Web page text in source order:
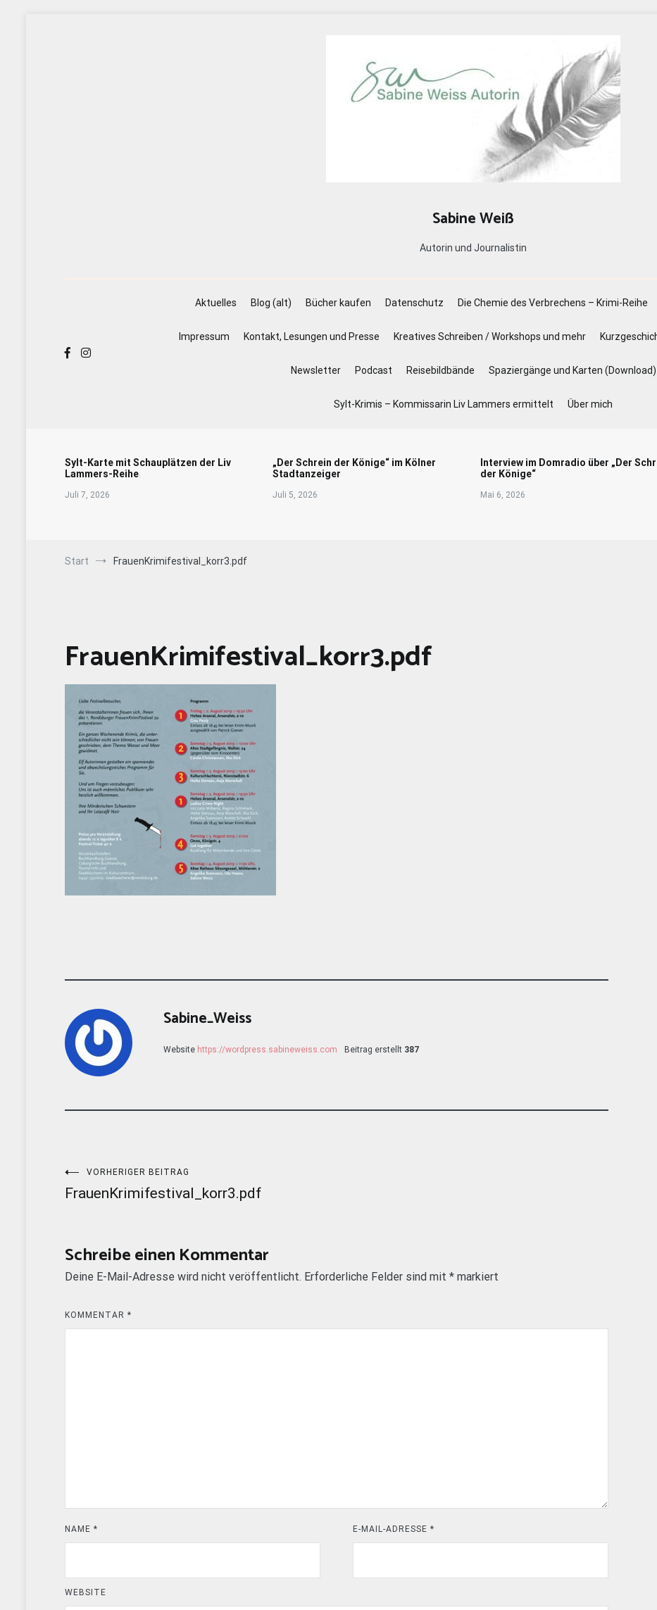
Sabine Weiß
Autorin und Journalistin
Aktuelles Blog (alt) Bücher kaufen Datenschutz Die Chemie des Verbrechens – Krimi-Reihe
Impressum Kontakt, Lesungen und Presse Kreatives Schreiben / Workshops und mehr
Newsletter Podcast Reisebildbände Spaziergänge und Karten (Download)
Sylt-Krimis – Kommissarin Liv Lammers ermittelt Über mich
Sylt-Karte mit Schauplätzen der Liv
Lammers-Reihe
Juli 7, 2026
„Der Schrein der Könige“ im Kölner
Stadtanzeiger
Juli 5, 2026
Interview im Domradio über „Der
der Könige“
Mai 6, 2026
Start FrauenKrimifestival_korr3.pdf
FrauenKrimifestival_korr3.pdf
Sabine_Weiss
Website https://wordpress.sabineweiss.com Beitrag erstellt 387
Beitragsnavigation
VORHERIGER BEITRAG
FrauenKrimifestival_korr3.pdf
Schreibe einen Kommentar
Deine E-Mail-Adresse wird nicht veröffentlicht. Erforderliche Felder sind mit * markiert
KOMMENTAR *
NAME * E-MAIL-ADRESSE*
WEBSITE